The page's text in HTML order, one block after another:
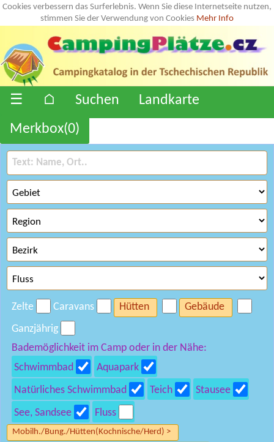
Cookies verbessern das Surferlebnis. Wenn Sie diese Internetseite nutzen,
stimmen Sie der Verwendung von Cookies Mehr Info
☰ ⌂ Suchen
Landkarte
Merkbox(0)
Zelte Caravans Hütten
Gebäude
Ganzjährig
Bademöglichkeit im Camp oder in der Nähe:
Schwimmbad
Aquapark
Natürliches Schwimmbad
Teich
Stausee
See, Sandsee
Fluss
Mobilh./Bung./Hütten(Kochnische/Herd) >